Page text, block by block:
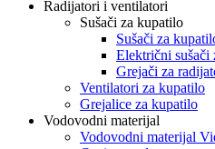
Radijatori i ventilatori
Sušači za kupatilo
Sušači za
Električni sušači
Grejači za
Ventilatori za kupatilo
Grejalice za kupatilo
Vodovodni materijal
Vodovodni materijal